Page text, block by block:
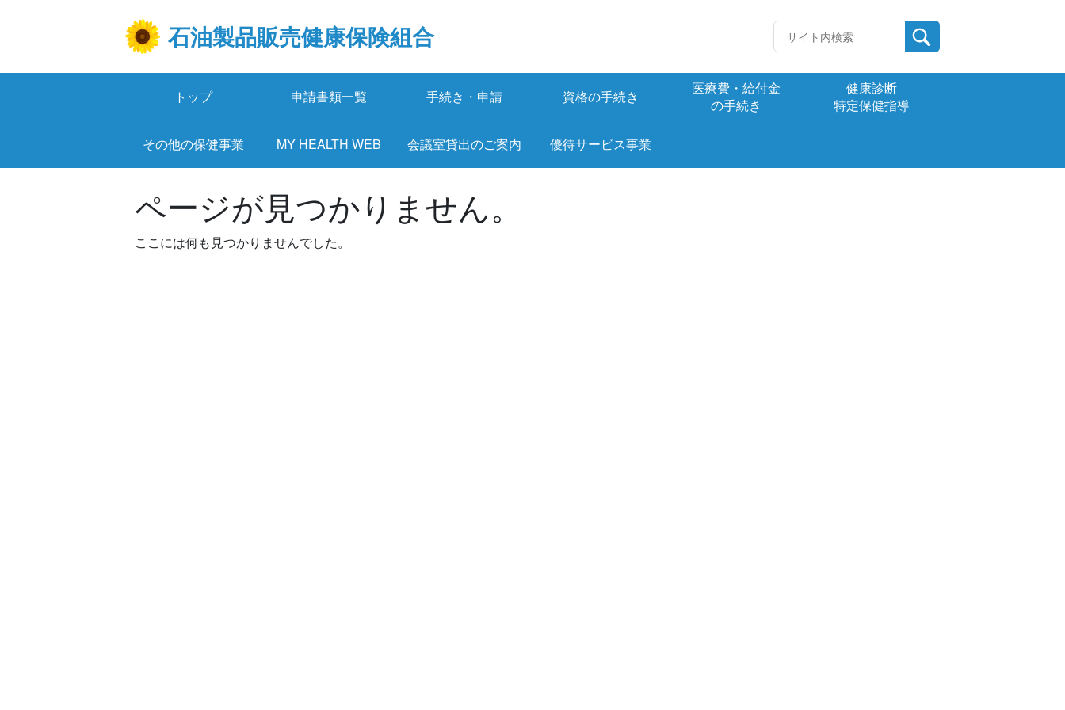
石油製品販売健康保険組合
トップ 申請書類一覧 手続き・申請 資格の手続き
医療費・給付金
の手続き
健康診断
特定保健指導
その他の保健事業 MY HEALTH WEB 会議室貸出のご案内 優待サービス事業
ページが見つかりません。
ここには何も見つかりませんでした。